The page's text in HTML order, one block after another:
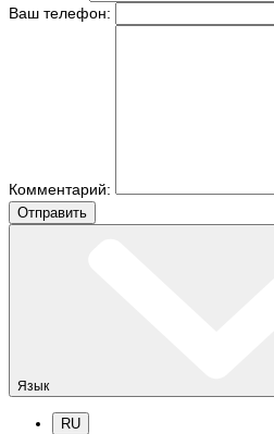
Ваш телефон:
Комментарий:
Отправить
Язык
RU